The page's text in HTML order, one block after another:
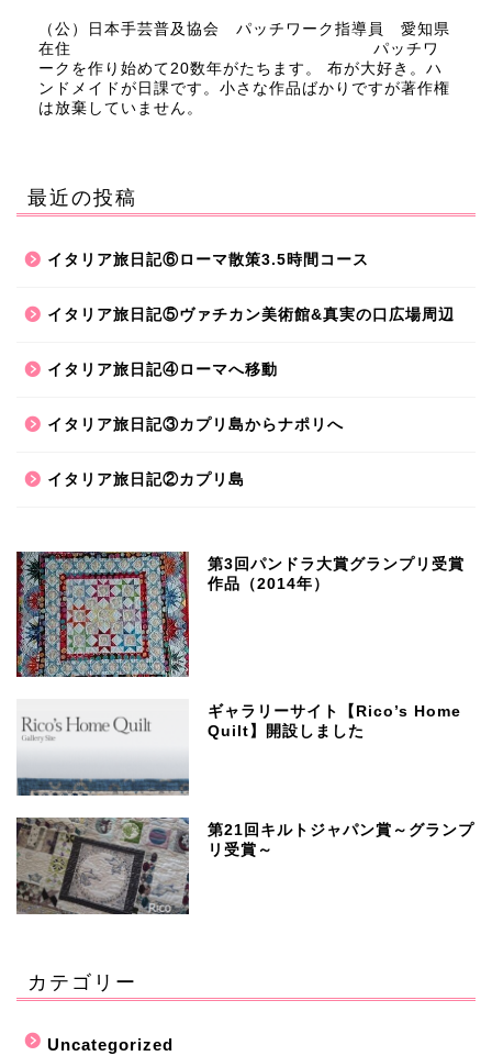
（公）日本手芸普及協会 パッチワーク指導員 愛知県
在住 パッチワ
ークを作り始めて20数年がたちます。 布が大好き。ハ
ンドメイドが日課です。小さな作品ばかりですが著作権
は放棄していません。
最近の投稿
イタリア旅日記⑥ローマ散策3.5時間コース
イタリア旅日記⑤ヴァチカン美術館&真実の口広場周辺
イタリア旅日記④ローマへ移動
イタリア旅日記③カプリ島からナポリへ
イタリア旅日記②カプリ島
第3回パンドラ大賞グランプリ受賞
作品（2014年）
ギャラリーサイト【Rico’s Home
Quilt】開設しました
第21回キルトジャパン賞～グランプ
リ受賞～
カテゴリー
Uncategorized